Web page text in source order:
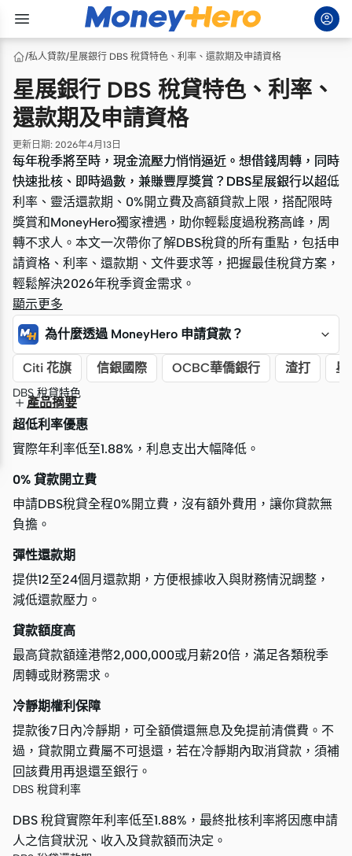
/私人貸款/星展銀行 DBS 稅貸特色、利率、還款期及申請資格
星展銀行 DBS 稅貸特色、利率、
還款期及申請資格
更新日期: 2026年4月13日
每年稅季將至時，現金流壓力悄悄逼近。想借錢周轉，同時
快速批核、即時過數，兼賺豐厚獎賞？DBS星展銀行以超低
利率、靈活還款期、0%開立費及高額貸款上限，搭配限時
獎賞和MoneyHero獨家禮遇，助你輕鬆度過稅務高峰，周
轉不求人。本文一次帶你了解DBS稅貸的所有重點，包括申
請資格、利率、還款期、文件要求等，把握最佳稅貸方案，
輕鬆解決2026年稅季資金需求。
每年稅季將至時，現金流壓力悄悄逼近。想借錢周轉，同時
快速批核、即時過數，兼賺豐厚獎賞？DBS星展銀行以超低
利率、靈活還款期、0%開立費及高額貸款上限，搭配限時
獎賞和MoneyHero獨家禮遇，助你輕鬆度過稅務高峰，周
轉不求人。本文一次帶你了解DBS稅貸的所有重點，包括申
請資格、利率、還款期、文件要求等，把握最佳稅貸方案，
輕鬆解決2026年稅季資金需求。
顯示更多
為什麼透過 MoneyHero 申請貸款？
Citi 花旗 信銀國際 OCBC華僑銀行 渣打 星
產品摘要
DBS 稅貸特色
超低利率優惠
實際年利率低至1.88%，利息支出大幅降低。
0% 貸款開立費
申請DBS稅貸全程0%開立費，沒有額外費用，讓你貸款無
負擔。
彈性還款期
提供12至24個月還款期，方便根據收入與財務情況調整，
減低還款壓力。
貸款額度高
最高貸款額達港幣2,000,000或月薪20倍，滿足各類稅季
周轉或財務需求。
冷靜期權利保障
提款後7日內冷靜期，可全額償還無息及免提前清償費。不
過，貸款開立費屬不可退還，若在冷靜期內取消貸款，須補
回該費用再退還至銀行。
DBS 稅貸利率
DBS 稅貸實際年利率低至1.88%，最終批核利率將因應申請
人之信貸狀況、收入及貸款額而決定。